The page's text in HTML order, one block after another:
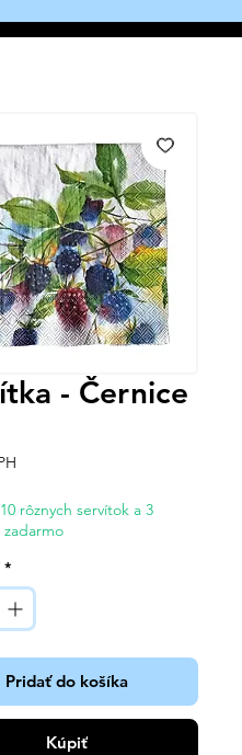
- Černice
rôznych servítok a 3
*
Pridať do košíka
Kúpiť